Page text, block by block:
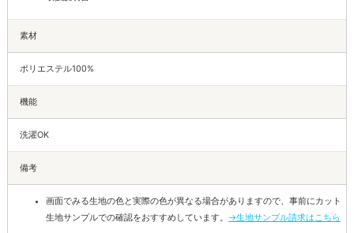
素材
ポリエステル100%
機能
洗濯OK
備考
画面でみる生地の色と実際の色が異なる場合がありますので、事前にカット
生地サンプルでの確認をおすすめしています。 →生地サンプル請求はこちら